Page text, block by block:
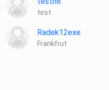
test
Radek12exe
Frankfrut